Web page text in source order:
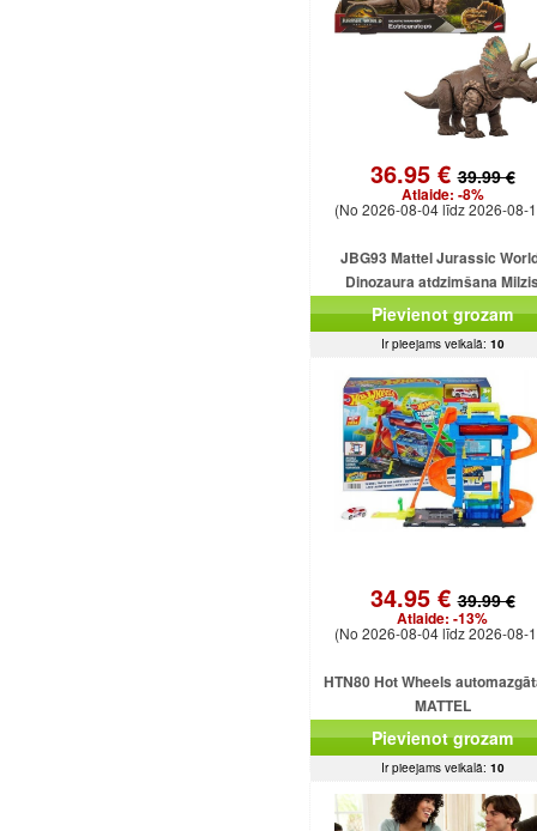
36.95 €39.99 €
Atlaide: -8%
(No 2026-08-04 līdz 2026-08-
JBG93 Mattel Jurassic
Dinozaura atdzimšana
Eotriceratops uzbrūk
astes
Pievienot grozam
Ir pieejams veikalā: 10
34.95 €39.99 €
Atlaide: -13%
(No 2026-08-04 līdz 2026-08-
HTN80 Hot Wheels
MATTEL
Pievienot grozam
Ir pieejams veikalā: 10